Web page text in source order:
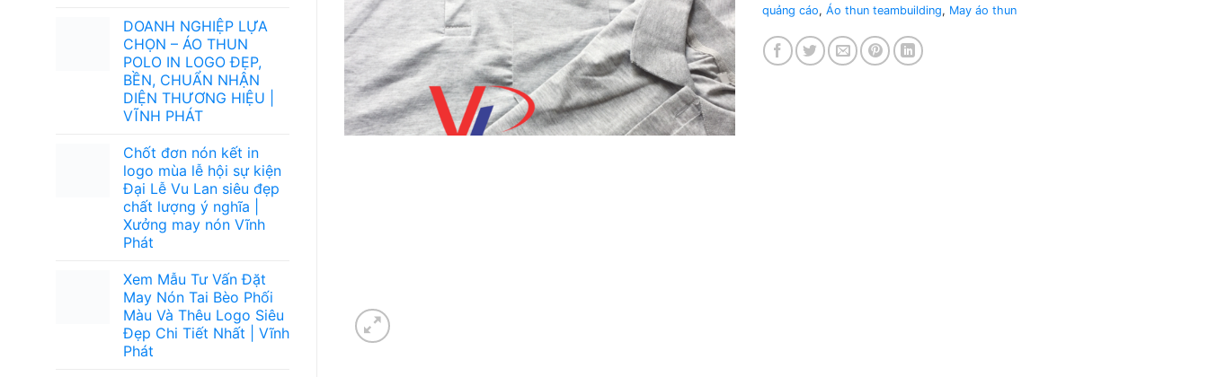
DOANH NGHIỆP LỰA
CHỌN – ÁO THUN
POLO IN LOGO ĐẸP,
BỀN, CHUẨN NHẬN
DIỆN THƯƠNG HIỆU |
VĨNH PHÁT
Chốt đơn nón kết in
logo mùa lễ hội sự kiện
Đại Lễ Vu Lan siêu đẹp
chất lượng ý nghĩa |
Xưởng may nón Vĩnh
Phát
Xem Mẫu Tư Vấn Đặt
May Nón Tai Bèo Phối
Màu Và Thêu Logo Siêu
Đẹp Chi Tiết Nhất | Vĩnh
Phát
quảng cáo, Áo thun teambuilding, May áo thun